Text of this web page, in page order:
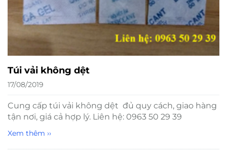
Túi vải không dệt
17/08/2019
Cung cấp túi vải không dệt đủ quy cách, giao hàng
tận nơi, giá cả hợp lý. Liên hệ: 0963 50 29 39
Xem thêm ››